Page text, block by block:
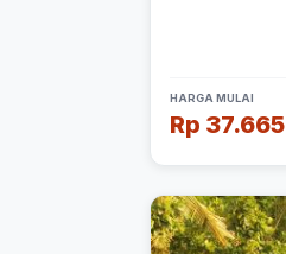
HARGA MULAI
Rp 37.665